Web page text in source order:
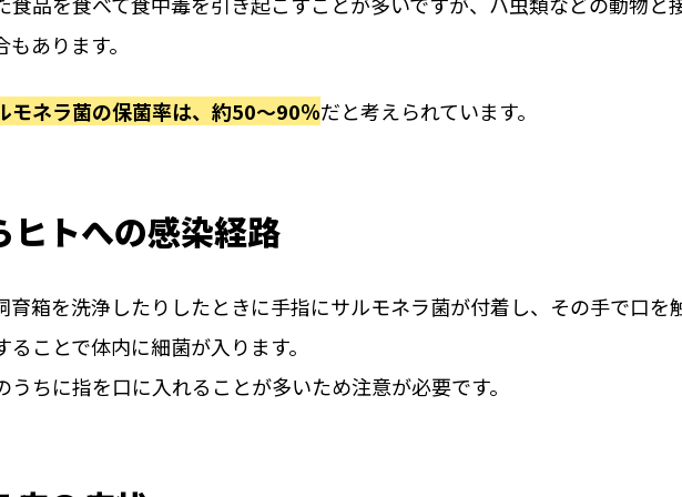
あります。
モネラ菌の保菌率は、約50～90％だと考えられています。
ヒトへの感染経路
育箱を洗浄したりしたときに手指にサルモネラ菌が付着し、その手で口を
ことで体内に細菌が入ります。
ちに指を口に入れることが多いため注意が必要です。